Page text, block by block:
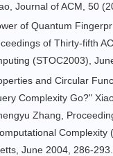
Journal of ACM, 50
of Quantum
of Thirty-fifth
(STOC2003),
and Circular
Complexity Go?"
Zhang,
Complexity
June 2004, 286-293.